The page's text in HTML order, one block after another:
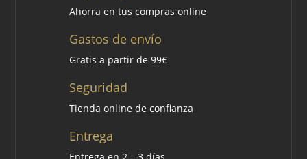
Ahorra en tus compras online
Gastos de envío
Gratis a partir de 99€
Seguridad
Tienda online de confianza
Entrega